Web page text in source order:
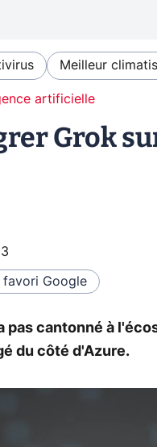
Meilleur
artificielle
Grok
favori Google
pas cantonné à
du côté d'Azure.